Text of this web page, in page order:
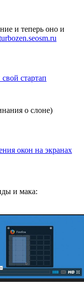
и теперь оно и
стартап
о слоне)
окон на экранах
и мака: